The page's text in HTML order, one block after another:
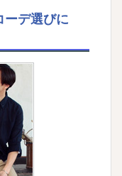
ーデ選びに